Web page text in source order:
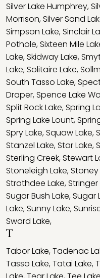
Silver Lake Humphrey,
Morrison,Silver Sand
Simpson Lake,Sinclair
Pothole,Sixteen Mile
Lake,Skidway Lake,
Lake,Solitaire Lake,
South Tasso Lake,
Draper,Spence Lake
Split Rock Lake,Spring
Spring Lake Lount,
Spry Lake,Squaw Lake,
Stanzel Lake,Star Lake,
Sterling Creek,Stewart
Stoneleigh Lake,Stoney
Strathdee Lake,Stringer
Sugar Bush Lake,Sugar
Lake,Sunny Lake,
Sward Lake,
T
Tabor Lake,Tadenac
Tasso Lake,Tatai Lake,